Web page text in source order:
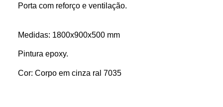
Porta com reforço e ventilação.
Medidas: 1800x900x500 mm
Pintura epoxy.
Cor: Corpo em cinza ral 7035